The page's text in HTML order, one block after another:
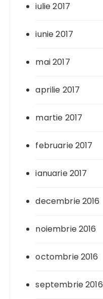
iulie 2017
iunie 2017
mai 2017
aprilie 2017
martie 2017
februarie 2017
ianuarie 2017
decembrie 2016
noiembrie 2016
octombrie 2016
septembrie 2016